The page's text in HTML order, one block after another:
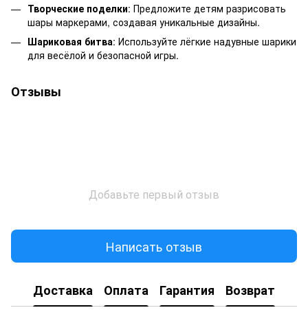
Творческие поделки: Предложите детям разрисовать
шары маркерами, создавая уникальные дизайны.
Шариковая битва: Используйте лёгкие надувные шарики
для весёлой и безопасной игры.
Отзывы
Добавьте первый отзыв
Написать отзыв
Доставка Оплата Гарантия Возврат